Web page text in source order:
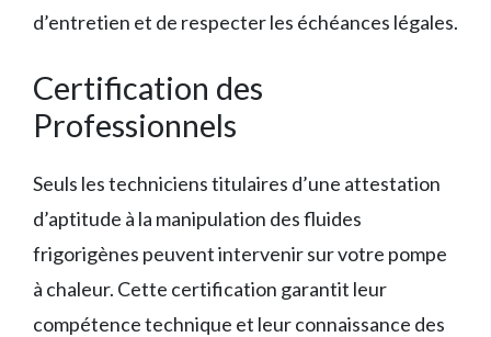
d’entretien et de respecter les échéances légales.
Certification des
Professionnels
Seuls les techniciens titulaires d’une attestation
d’aptitude à la manipulation des fluides
frigorigènes peuvent intervenir sur votre pompe
à chaleur. Cette certification garantit leur
compétence technique et leur connaissance des